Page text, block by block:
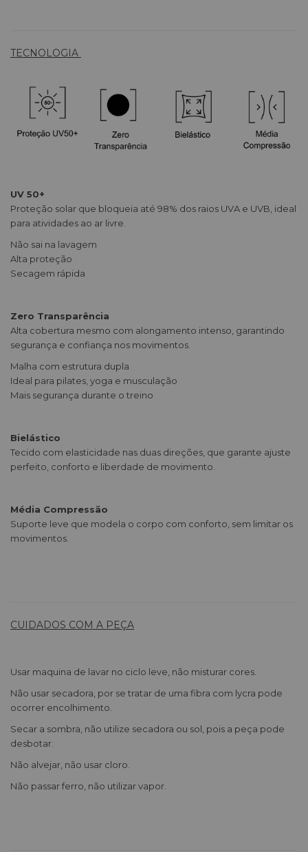
TECNOLOGIA
UV 50+
Proteção solar que bloqueia até 98% dos raios UVA e UVB, ideal
para atividades ao ar livre.
Não sai na lavagem
Alta proteção
Secagem rápida
Zero Transparência
Alta cobertura mesmo com alongamento intenso, garantindo
segurança e confiança nos movimentos.
Malha com estrutura dupla
Ideal para pilates, yoga e musculação
Mais segurança durante o treino
Bielástico
Tecido com elasticidade nas duas direções, que garante ajuste
perfeito, conforto e liberdade de movimento.
Média Compressão
Suporte leve que modela o corpo com conforto, sem limitar os
movimentos.
CUIDADOS COM A PEÇA
Usar maquina de lavar no ciclo leve, não misturar cores.
Não usar secadora, por se tratar de uma fibra com lycra pode
ocorrer encolhimento.
Secar a sombra, não utilize secadora ou sol, pois a peça pode
desbotar.
Não alvejar, não usar cloro.
Não passar ferro, não utilizar vapor.